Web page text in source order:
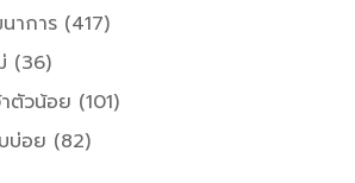
าการ(417)
(36)
ตัวน้อย (101)
บ่อย (82)